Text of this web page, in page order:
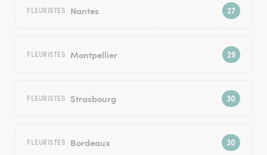
FLEURISTES Nantes
FLEURISTES Montpellier
FLEURISTES Strasbourg
FLEURISTES Bordeaux